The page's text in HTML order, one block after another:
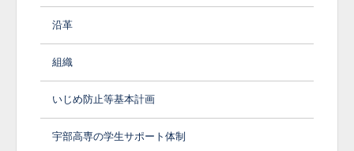
沿革
組織
いじめ防止等基本計画
宇部高専の学生サポート体制